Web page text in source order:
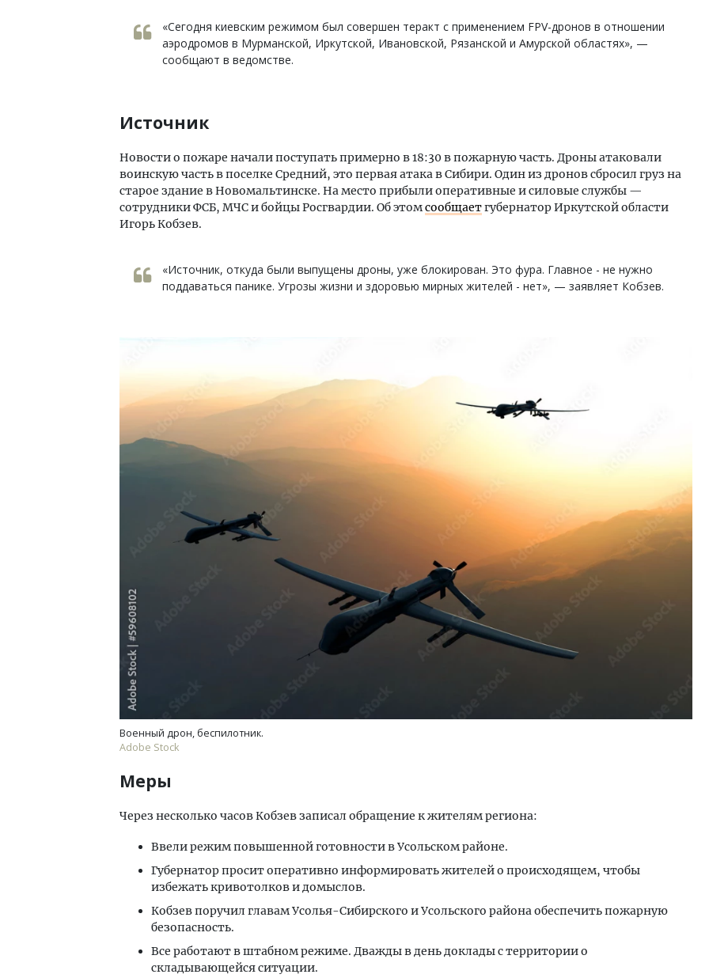
«Сегодня киевским режимом был совершен теракт с применением FPV-дронов в отношении
аэродромов в Мурманской, Иркутской, Ивановской, Рязанской и Амурской областях», —
сообщают в ведомстве.
Источник
Новости о пожаре начали поступать примерно в 18:30 в пожарную часть. Дроны атаковали
воинскую часть в поселке Средний, это первая атака в Сибири. Один из дронов сбросил груз на
старое здание в Новомальтинске. На место прибыли оперативные и силовые службы —
сотрудники ФСБ, МЧС и бойцы Росгвардии. Об этомсообщаетгубернатор Иркутской области
Игорь Кобзев.
«Источник, откуда были выпущены дроны, уже блокирован. Это фура. Главное - не нужно
поддаваться панике. Угрозы жизни и здоровью мирных жителей - нет», — заявляет Кобзев.
Военный дрон, беспилотник.
Adobe Stock
Меры
Через несколько часов Кобзев записал обращение к жителям региона:
Ввели режим повышенной готовности в Усольском районе.
Губернатор просит оперативно информировать жителей о происходящем, чтобы
избежать кривотолков и домыслов.
Кобзев поручил главам Усолья-Сибирского и Усольского района обеспечить пожарную
безопасность.
Все работают в штабном режиме. Дважды в день доклады с территории о
складывающейся ситуации.